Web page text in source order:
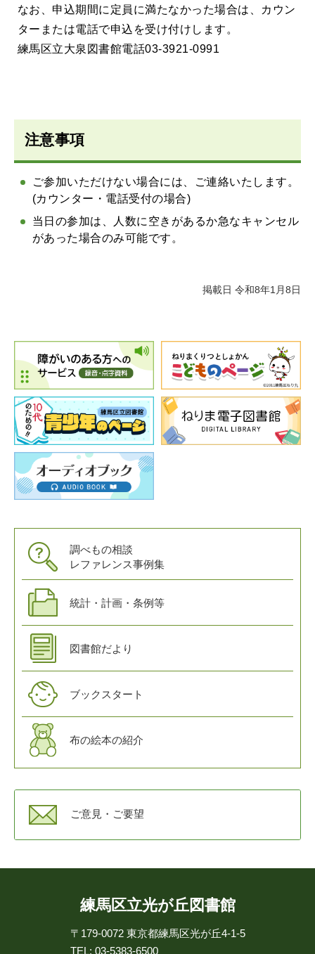
調べもの相談
レファレンス事例集
統計・計画・条例等
図書館だより
ブックスタート
布の絵本の紹介
ご意見・ご要望
なお、申込期間に定員に満たなかった場合は、カウン
ターまたは電話で申込を受け付けします。
練馬区立大泉図書館電話03-3921-0991
注意事項
ご参加いただけない場合には、ご連絡いたします。
(カウンター・電話受付の場合)
当日の参加は、人数に空きがあるか急なキャンセル
があった場合のみ可能です。
掲載日 令和8年1月8日
練馬区立光が丘図書館
〒179-0072 東京都練馬区光が丘4-1-5
TEL: 03-5383-6500